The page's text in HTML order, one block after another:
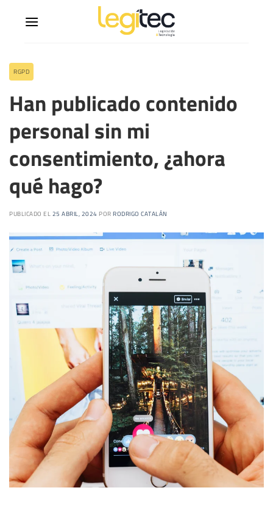
RGPD
Han publicado contenido
personal sin mi
consentimiento, ¿ahora
qué hago?
PUBLICADO EL 25 ABRIL, 2024 POR RODRIGO CATALÁN